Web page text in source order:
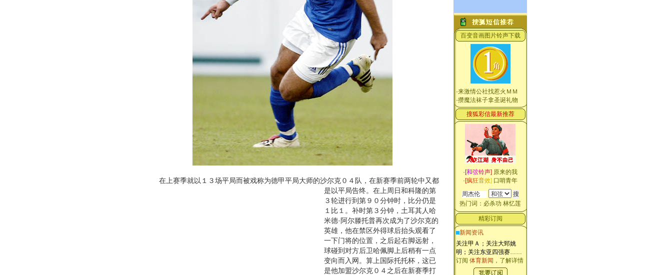
在上赛季就以１３场平局而被戏称为德甲平局大师的沙尔克０４队，在新赛季前两轮中又都
是以平局告终。 在上周日和科隆的第
３轮进行到第９０分钟时，比分仍是
１比１。补时第３分钟，土耳其人哈
米德·阿尔滕托普再次成为了沙尔克的
英雄，他在禁区外得球后抬头观看了
一下门将的位置，之后起右脚远射，
球碰到对方后卫哈佩脚上后稍有一点
变向而入网。算上国际托托杯，这已
是他加盟沙尔克０４之后在新赛季打
百变音画图片铃声下载
·来激情公社找惹火ＭＭ
·攒魔法袜子拿圣诞礼物
搜狐彩信最新推荐
·[和弦铃声] 原来的我
·[疯狂音效] 口哨青年
热门词： 必杀功 林忆莲
精彩订阅
新闻资讯
关注甲Ａ；关注大郅姚
明；关注东亚四强赛……
订阅 体育新闻 ，了解详情